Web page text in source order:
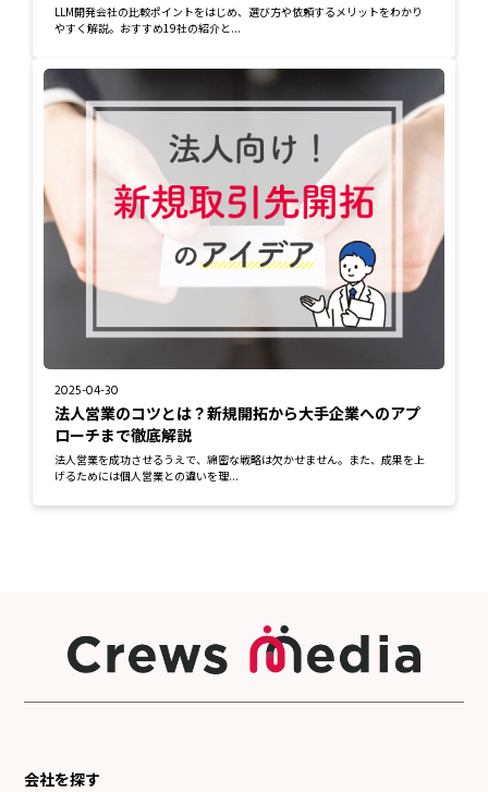
LLM開発会社の比較ポイントをはじめ、選び方や依頼するメリットをわかり
やすく解説。おすすめ19社の紹介と...
2025-04-30
法人営業のコツとは？新規開拓から大手企業へのアプ
ローチまで徹底解説
法人営業を成功させるうえで、綿密な戦略は欠かせません。また、成果を上
げるためには個人営業との違いを理...
会社を探す